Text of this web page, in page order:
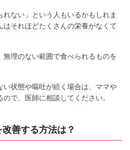
れない」という人もいるかもしれま
それほどたくさんの栄養がなくて
無理のない範囲で食べられるものを
い状態や嘔吐が続く場合は、ママや
で、医師に相談してください。
善する方法は？